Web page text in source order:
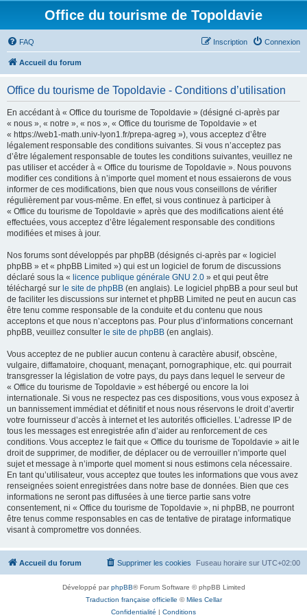
Office du tourisme de Topoldavie
FAQ Connexion
Inscription
Accueil du forum
Office du tourisme de Topoldavie - Conditions d’utilisation
En accédant à « Office du tourisme de Topoldavie » (désigné ci-après par
« nous », « notre », « nos », « Office du tourisme de Topoldavie » et
« https://web1-math.univ-lyon1.fr/prepa-agreg »), vous acceptez d’être
légalement responsable des conditions suivantes. Si vous n’acceptez pas
d’être légalement responsable de toutes les conditions suivantes, veuillez ne
pas utiliser et accéder à « Office du tourisme de Topoldavie ». Nous pouvons
modifier ces conditions à n’importe quel moment et nous essaierons de vous
informer de ces modifications, bien que nous vous conseillons de vérifier
régulièrement par vous-même. En effet, si vous continuez à participer à
« Office du tourisme de Topoldavie » après que des modifications aient été
effectuées, vous acceptez d’être légalement responsable des conditions
modifiées et mises à jour.
Nos forums sont développés par phpBB (désignés ci-après par « logiciel
phpBB » et « phpBB Limited ») qui est un logiciel de forum de discussions
déclaré sous la « licence publique générale GNU 2.0 » et qui peut être
téléchargé sur le site de phpBB (en anglais). Le logiciel phpBB a pour seul but
de faciliter les discussions sur internet et phpBB Limited ne peut en aucun cas
être tenu comme responsable de la conduite et du contenu que nous
acceptons et que nous n’acceptons pas. Pour plus d’informations concernant
phpBB, veuillez consulter le site de phpBB (en anglais).
Vous acceptez de ne publier aucun contenu à caractère abusif, obscène,
vulgaire, diffamatoire, choquant, menaçant, pornographique, etc. qui pourrait
transgresser la législation de votre pays, du pays dans lequel le serveur de
« Office du tourisme de Topoldavie » est hébergé ou encore la loi
internationale. Si vous ne respectez pas ces dispositions, vous vous exposez à
un bannissement immédiat et définitif et nous nous réservons le droit d’avertir
votre fournisseur d’accès à internet et les autorités officielles. L’adresse IP de
tous les messages est enregistrée afin d’aider au renforcement de ces
conditions. Vous acceptez le fait que « Office du tourisme de Topoldavie » ait le
droit de supprimer, de modifier, de déplacer ou de verrouiller n’importe quel
sujet et message à n’importe quel moment si nous estimons cela nécessaire.
En tant qu’utilisateur, vous acceptez que toutes les informations que vous avez
renseignées soient enregistrées dans notre base de données. Bien que ces
informations ne seront pas diffusées à une tierce partie sans votre
consentement, ni « Office du tourisme de Topoldavie », ni phpBB, ne pourront
être tenus comme responsables en cas de tentative de piratage informatique
visant à compromettre vos données.
Accueil du forum Fuseau horaire sur UTC+02:00
Supprimer les cookies
Développé parphpBB® Forum Software © phpBB Limited
Traduction française officielle ©Miles Cellar
Confidentialité | Conditions